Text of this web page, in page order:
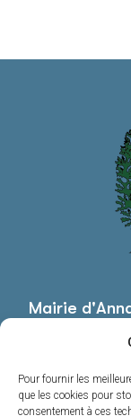
Pour fournir les
que les cookies pour
consentement à ces
Mairie
Pl. Roger
62880 Annay
03 21 13 44